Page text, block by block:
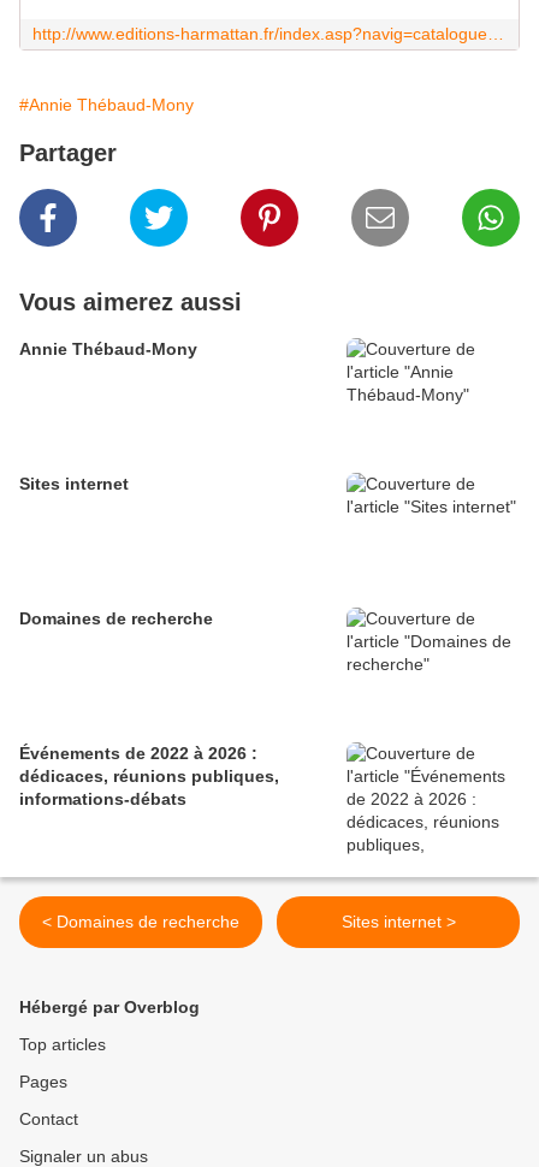
#Annie Thébaud-Mony
Partager
Vous aimerez aussi
Annie Thébaud-Mony
Sites internet
Domaines de recherche
Événements de 2022 à 2026 :
dédicaces, réunions publiques,
informations-débats
< Domaines de recherche Sites internet >
Hébergé par Overblog
Top articles
Pages
Contact
Signaler un abus